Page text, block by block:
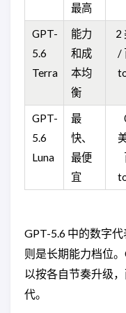
最高
GPT-
5.6
Terra
能力
和成
本均
衡
2
/
GPT-
5.6
Luna
最
快、
最便
宜
GPT-5.6 中的数字
则是长期能力档位
以按各自节奏升级
代。